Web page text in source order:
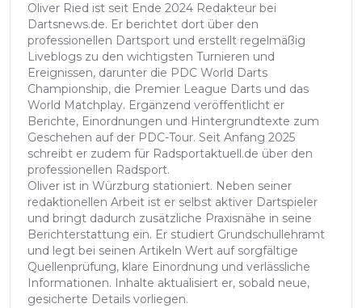
Oliver Ried ist seit Ende 2024 Redakteur bei
Dartsnews.de. Er berichtet dort über den
professionellen Dartsport und erstellt regelmäßig
Liveblogs zu den wichtigsten Turnieren und
Ereignissen, darunter die PDC World Darts
Championship, die Premier League Darts und das
World Matchplay. Ergänzend veröffentlicht er
Berichte, Einordnungen und Hintergrundtexte zum
Geschehen auf der PDC-Tour. Seit Anfang 2025
schreibt er zudem für Radsportaktuell.de über den
professionellen Radsport.
Oliver ist in Würzburg stationiert. Neben seiner
redaktionellen Arbeit ist er selbst aktiver Dartspieler
und bringt dadurch zusätzliche Praxisnähe in seine
Berichterstattung ein. Er studiert Grundschullehramt
und legt bei seinen Artikeln Wert auf sorgfältige
Quellenprüfung, klare Einordnung und verlässliche
Informationen. Inhalte aktualisiert er, sobald neue,
gesicherte Details vorliegen.